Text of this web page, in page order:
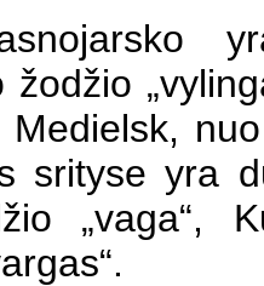
žodžio
srityse yra
„vaga“,